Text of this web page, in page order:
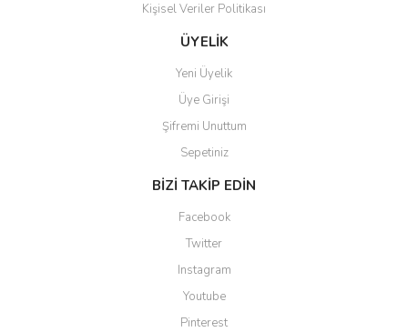
Gönder
Kişisel Veriler Politikası
ÜYELİK
Yeni Üyelik
Üye Girişi
Şifremi Unuttum
Sepetiniz
BİZİ TAKİP EDİN
Facebook
Twitter
Instagram
Youtube
Pinterest